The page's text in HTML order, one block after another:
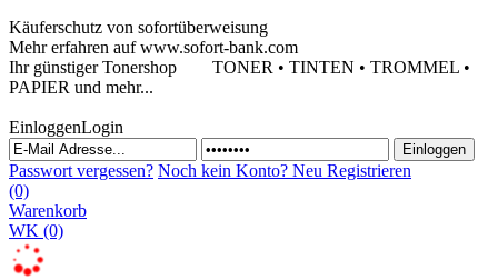
Käuferschutz von sofortüberweisung
Mehr erfahren auf www.sofort-bank.com
Ihr günstiger Tonershop TONER • TINTEN • TROMMEL •
PAPIER und mehr...
EinloggenLogin
Passwort vergessen? Noch kein Konto? Neu Registrieren
(0)
Warenkorb
WK (0)